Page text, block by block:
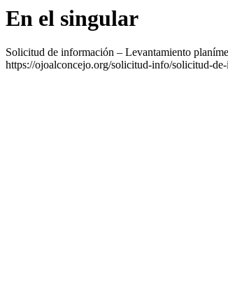
En el singular
Solicitud de información – Levantamiento
https://ojoalconcejo.org/solicitud-info/solicitud-